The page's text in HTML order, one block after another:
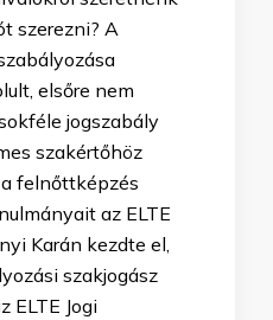
szerezni? A
elsőre nem
jogszabály
szakértőhöz
felnőttképzés
az ELTE
Karán kezdte el,
szakjogász
ELTE Jogi